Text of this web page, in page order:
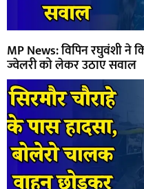
MP News: विपिन रघुवंशी
ज्वेलरी को लेकर उठाए सवाल